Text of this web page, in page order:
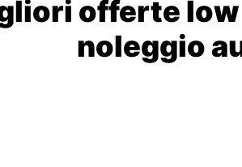
offerte
noleggio